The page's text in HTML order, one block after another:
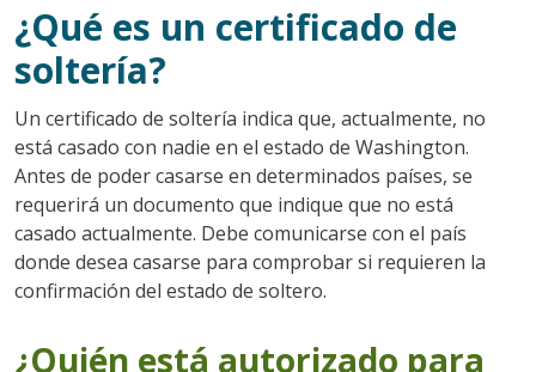
¿Qué es un certificado de
soltería?
Un certificado de soltería indica que, actualmente, no
está casado con nadie en el estado de Washington.
Antes de poder casarse en determinados países, se
requerirá un documento que indique que no está
casado actualmente. Debe comunicarse con el país
donde desea casarse para comprobar si requieren la
confirmación del estado de soltero.
¿Quién está autorizado para